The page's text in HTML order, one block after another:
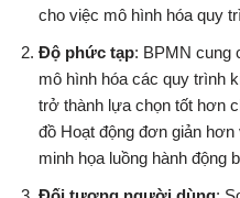
cho việc mô hình hóa quy
Độ phức tạp: BPMN cung
mô hình hóa các quy trình
trở thành lựa chọn tốt hơn
đồ Hoạt động đơn giản
minh họa luồng hành động